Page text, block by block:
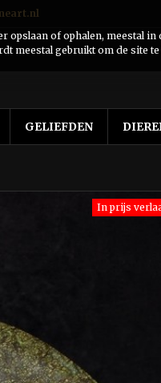
GELIEFDEN
In prijs
opslaan of ophalen, meestal
meestal gebruikt om de site